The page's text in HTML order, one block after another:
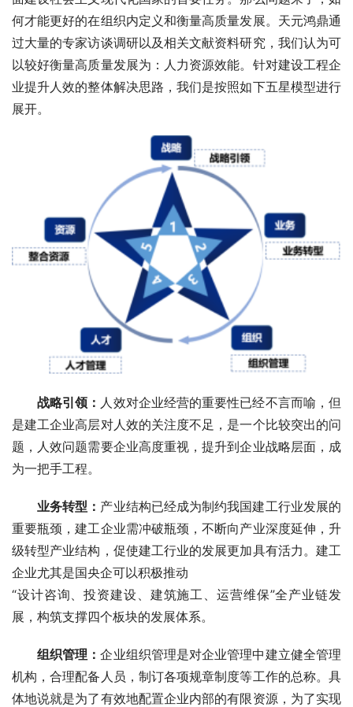
何才能更好的在组织内定义和衡量高质量发展。天元鸿鼎通
过大量的专家访谈调研以及相关文献资料研究，我们认为可
以较好衡量高质量发展为：人力资源效能。针对建设工程企
业提升人效的整体解决思路，我们是按照如下五星模型进行
展开。
战略引领： 人效对企业经营的重要性已经不言而喻，但
是建工企业高层对人效的关注度不足，是一个比较突出的问
题，人效问题需要企业高度重视，提升到企业战略层面，成
为一把手工程。
业务转型： 产业结构已经成为制约我国建工行业发展的
重要瓶颈，建工企业需冲破瓶颈，不断向产业深度延伸，升
级转型产业结构，促使建工行业的发展更加具有活力。建工
企业尤其是国央企可以积极推动
“设计咨询、投资建设、建筑施工、运营维保”全产业链发
展，构筑支撑四个板块的发展体系。
组织管理：企业组织管理是对企业管理中建立健全管理
机构，合理配备人员，制订各项规章制度等工作的总称。具
体地说就是为了有效地配置企业内部的有限资源，为了实现